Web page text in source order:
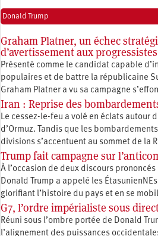
Donald Trump
Graham Platner, un échec
d’avertissement aux progressistes
Présenté comme le candidat capable
populaires et de battre la républicaine
Graham Platner a vu sa campagne
Iran : Reprise des
Le cessez-le-feu a volé en éclats autour
d’Ormuz. Tandis que les
divisions s’accentuent au sommet de la
Trump fait campagne sur
À l’occasion de deux discours
Donald Trump a appelé les
glorifiant l’histoire du pays et en se
G7, l’ordre impérialiste sous
Réuni sous l’ombre portée de Donald
l’alignement des puissances